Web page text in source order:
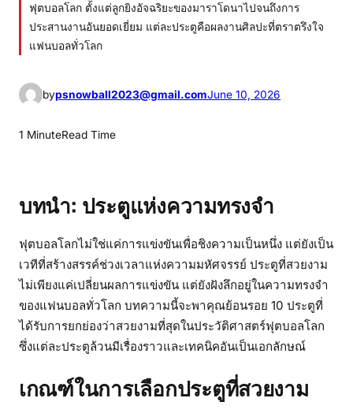
ฟุตบอลโลก ตั้งแต่ลูกยิงอัจฉริยะของมาราโดนาไปจนถึงการ
ประสานงานอันยอดเยี่ยม แต่ละประตูคือผลงานศิลปะที่ตราตรึงใจ
แฟนบอลทั่วโลก
bypsnowball2023@gmail.comJune 10, 2026
1 MinuteRead Time
บทนำ: ประตูแห่งความทรงจำ
ฟุตบอลโลกไม่ใช่แค่การแข่งขันเพื่อชิงความเป็นหนึ่ง แต่ยังเป็น
เวทีที่สร้างสรรค์ช่วงเวลาแห่งความมหัศจรรย์ ประตูที่สวยงาม
ไม่เพียงแค่เปลี่ยนผลการแข่งขัน แต่ยังฝังลึกอยู่ในความทรงจำ
ของแฟนบอลทั่วโลก บทความนี้จะพาคุณย้อนรอย 10 ประตูที่
ได้รับการยกย่องว่าสวยงามที่สุดในประวัติศาสตร์ฟุตบอลโลก
ซึ่งแต่ละประตูล้วนมีเรื่องราวและเทคนิคอันเป็นเอกลักษณ์
เกณฑ์ในการเลือกประตูที่สวยงาม